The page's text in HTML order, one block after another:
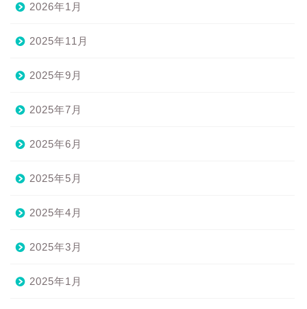
2026年1月
2025年11月
2025年9月
2025年7月
2025年6月
2025年5月
2025年4月
2025年3月
2025年1月